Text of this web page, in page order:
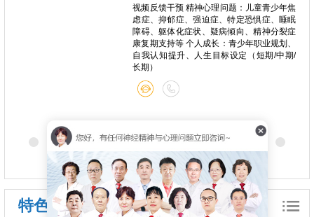
视频反馈干预 精神心理问题：儿童青少年焦
虑症、抑郁症、强迫症、特定恐惧症、睡眠
障碍、躯体化症状、疑病倾向、精神分裂症
康复期支持等 个人成长：青少年职业规划、
自我认知提升、人生目标设定（短期/中期/
长期）
特色诊疗